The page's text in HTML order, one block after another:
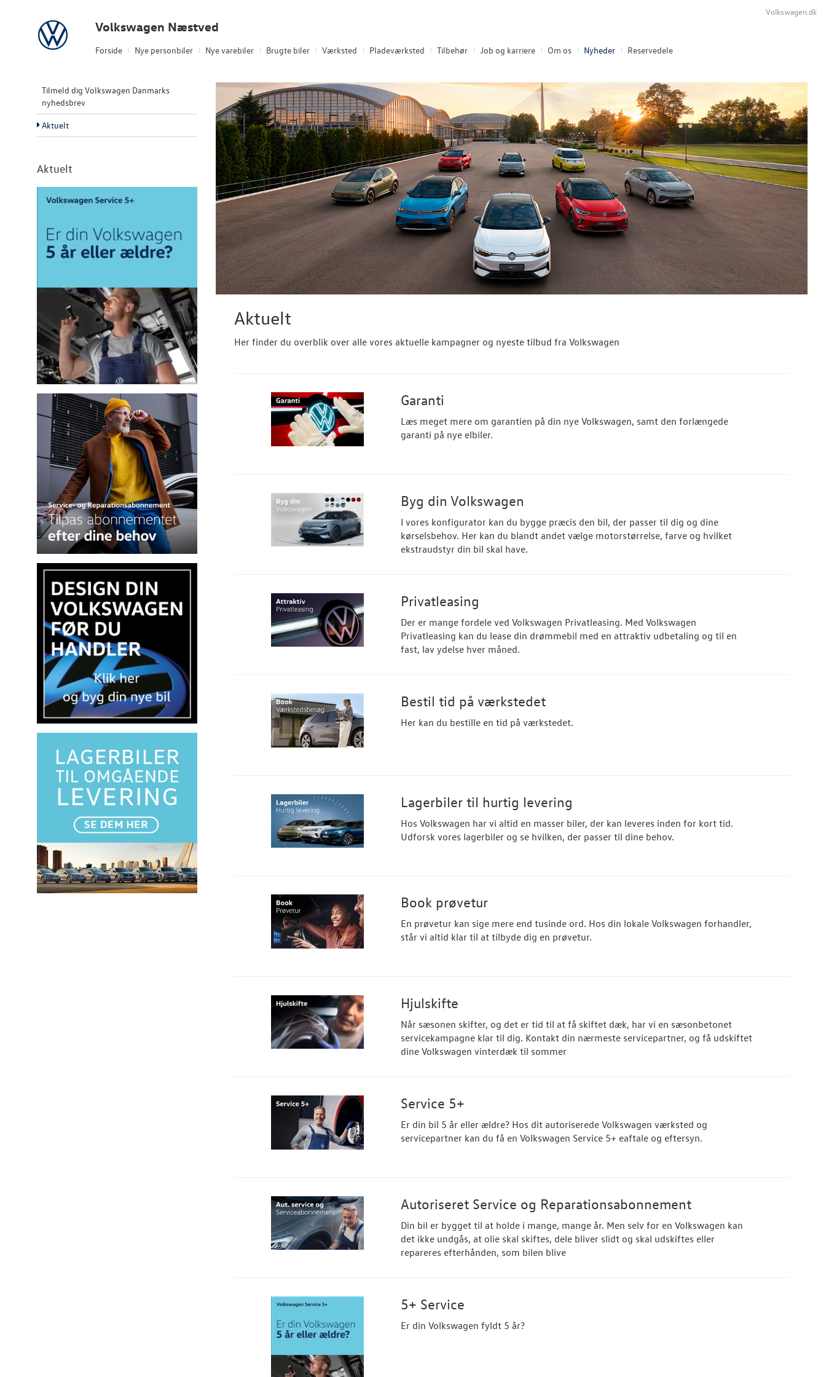
Forside Nye personbiler Nye varebiler Brugte biler Værksted Pladeværksted Tilbehør Job og karriere Om os Nyheder Reservedele
Volkswagen Volkswagen Næstved
Volkswagen.dk
Tilmeld dig Volkswagen Danmarks
nyhedsbrev
Aktuelt
Aktuelt
Aktuelt
Her finder du overblik over alle vores aktuelle kampagner og nyeste tilbud fra Volkswagen
Garanti
Læs meget mere om garantien på din nye Volkswagen, samt den forlængede
garanti på nye elbiler.
Byg din Volkswagen
I vores konfigurator kan du bygge præcis den bil, der passer til dig og dine
kørselsbehov. Her kan du blandt andet vælge motorstørrelse, farve og hvilket
ekstraudstyr din bil skal have.
Privatleasing
Der er mange fordele ved Volkswagen Privatleasing. Med Volkswagen
Privatleasing kan du lease din drømmebil med en attraktiv udbetaling og til en
fast, lav ydelse hver måned.
Bestil tid på værkstedet
Her kan du bestille en tid på værkstedet.
Lagerbiler til hurtig levering
Hos Volkswagen har vi altid en masser biler, der kan leveres inden for kort tid.
Udforsk vores lagerbiler og se hvilken, der passer til dine behov.
Book prøvetur
En prøvetur kan sige mere end tusinde ord. Hos din lokale Volkswagen forhandler,
står vi altid klar til at tilbyde dig en prøvetur.
Hjulskifte
Når sæsonen skifter, og det er tid til at få skiftet dæk, har vi en sæsonbetonet
servicekampagne klar til dig. Kontakt din nærmeste servicepartner, og få udskiftet
dine Volkswagen vinterdæk til sommer
Service 5+
Er din bil 5 år eller ældre? Hos dit autoriserede Volkswagen værksted og
servicepartner kan du få en Volkswagen Service 5+ eaftale og eftersyn.
Autoriseret Service og Reparationsabonnement
Din bil er bygget til at holde i mange, mange år. Men selv for en Volkswagen kan
det ikke undgås, at olie skal skiftes, dele bliver slidt og skal udskiftes eller
repareres efterhånden, som bilen blive
5+ Service
Er din Volkswagen fyldt 5 år?